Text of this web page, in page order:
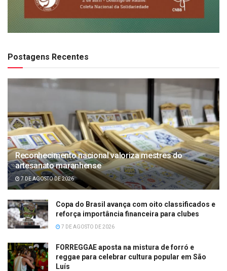
Postagens Recentes
Reconhecimento nacional valoriza mestres do
artesanato maranhense
7 DE AGOSTO DE 2026
Copa do Brasil avança com oito classificados e
reforça importância financeira para clubes
7 DE AGOSTO DE 2026
FORREGGAE aposta na mistura de forró e
reggae para celebrar cultura popular em São
Luís